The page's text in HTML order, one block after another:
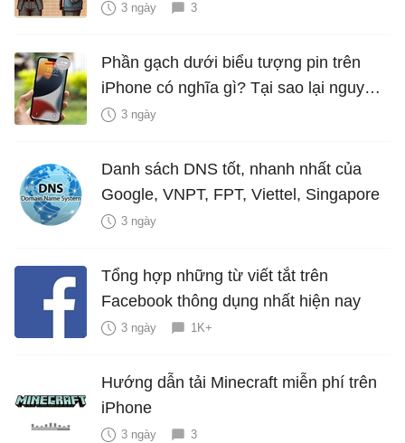
3 ngày 3
Phần gạch dưới biểu tượng pin trên
iPhone có nghĩa gì? Tại sao lại nguy
hiểm?
3 ngày
Danh sách DNS tốt, nhanh nhất của
Google, VNPT, FPT, Viettel, Singapore
3 ngày
Tổng hợp những từ viết tắt trên
Facebook thông dụng nhất hiện nay
3 ngày 1K+
Hướng dẫn tải Minecraft miễn phí trên
iPhone
3 ngày 3